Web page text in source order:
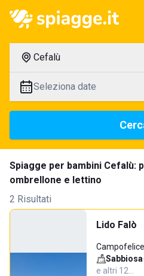
Cefalù
Seleziona date
Spiagge per bambini Cefalù:
ombrellone e lettino
2 Risultati
Lido Falò
Sabbiosa·
e altri 12…